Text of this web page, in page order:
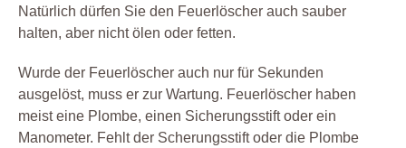
Natürlich dürfen Sie den Feuerlöscher auch sauber
halten, aber nicht ölen oder fetten.
Wurde der Feuerlöscher auch nur für Sekunden
ausgelöst, muss er zur Wartung. Feuerlöscher haben
meist eine Plombe, einen Sicherungsstift oder ein
Manometer. Fehlt der Scherungsstift oder die Plombe